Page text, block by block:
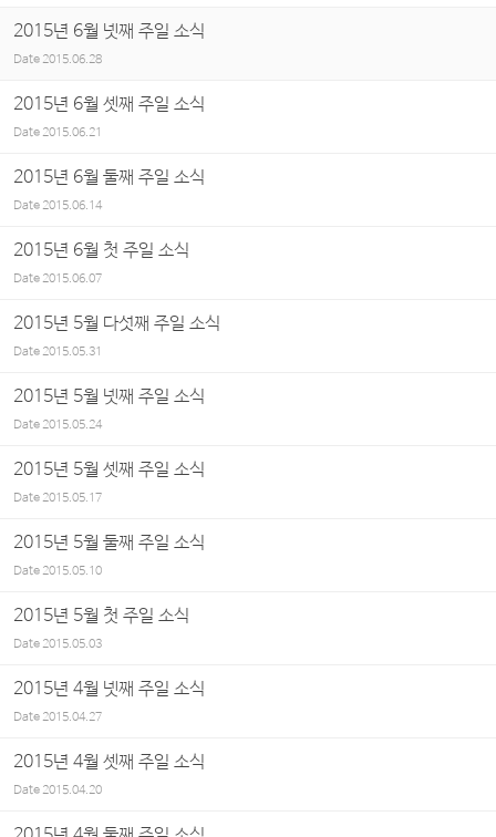
2015년 6월 넷째 주일 소식
Date 2015.06.28
2015년 6월 셋째 주일 소식
Date2015.06.21
2015년 6월 둘째 주일 소식
Date2015.06.14
2015년 6월 첫 주일 소식
Date2015.06.07
2015년 5월 다섯째 주일 소식
Date2015.05.31
2015년 5월 넷째 주일 소식
Date2015.05.24
2015년 5월 셋째 주일 소식
Date2015.05.17
2015년 5월 둘째 주일 소식
Date2015.05.10
2015년 5월 첫 주일 소식
Date2015.05.03
2015년 4월 넷째 주일 소식
Date2015.04.27
2015년 4월 셋째 주일 소식
Date2015.04.20